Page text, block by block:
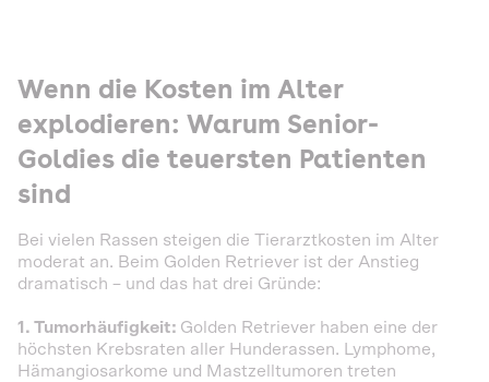
Wenn die Kosten im Alter
explodieren: Warum Senior-
Goldies die teuersten Patienten
sind
Bei vielen Rassen steigen die Tierarztkosten im Alter
moderat an. Beim Golden Retriever ist der Anstieg
dramatisch – und das hat drei Gründe:
1. Tumorhäufigkeit: Golden Retriever haben eine der
höchsten Krebsraten aller Hunderassen. Lymphome,
Hämangiosarkome und Mastzelltumoren treten